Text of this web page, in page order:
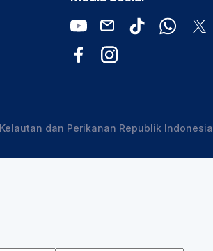
dan Perikanan Republik Indonesia